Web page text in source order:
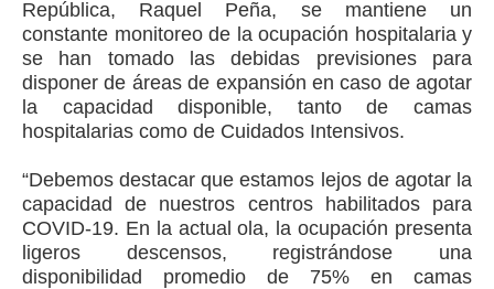
República, Raquel Peña, se mantiene un
constante monitoreo de la ocupación hospitalaria y
se han tomado las debidas previsiones para
disponer de áreas de expansión en caso de agotar
la capacidad disponible, tanto de camas
hospitalarias como de Cuidados Intensivos.
“Debemos destacar que estamos lejos de agotar la
capacidad de nuestros centros habilitados para
COVID-19. En la actual ola, la ocupación presenta
ligeros descensos, registrándose una
disponibilidad promedio de 75% en camas